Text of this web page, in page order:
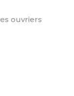
ouvriers